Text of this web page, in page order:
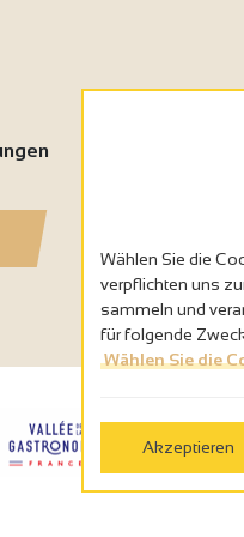
Wählen Sie die
verpflichten uns
sammeln und
für folgende
Wählen Sie die
Akzeptieren